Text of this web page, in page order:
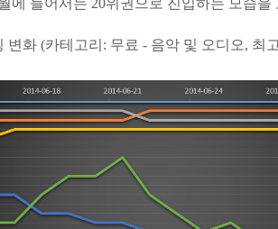
에 들어서는 20위권으로 진입하는 모습을
변화 (카테고리: 무료 - 음악 및 오디오, 최